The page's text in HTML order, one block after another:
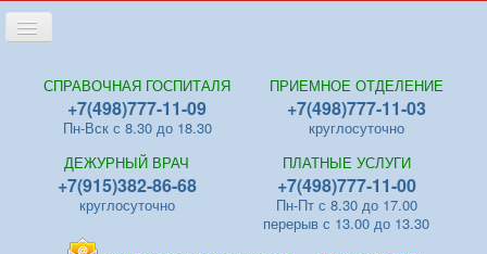
Переключить
навигацию
Новости
Отделения
СПРАВОЧНАЯ ГОСПИТАЛЯ
+7(498)777-11-09
Пн-Вск с 8.30 до 18.30
ПРИЕМНОЕ ОТДЕЛЕНИЕ
+7(498)777-11-03
круглосуточно
ДЕЖУРНЫЙ ВРАЧ
+7(915)382-86-68
круглосуточно
ПЛАТНЫЕ УСЛУГИ
+7(498)777-11-00
Пн-Пт с 8.30 до 17.00
перерыв с 13.00 до 13.30